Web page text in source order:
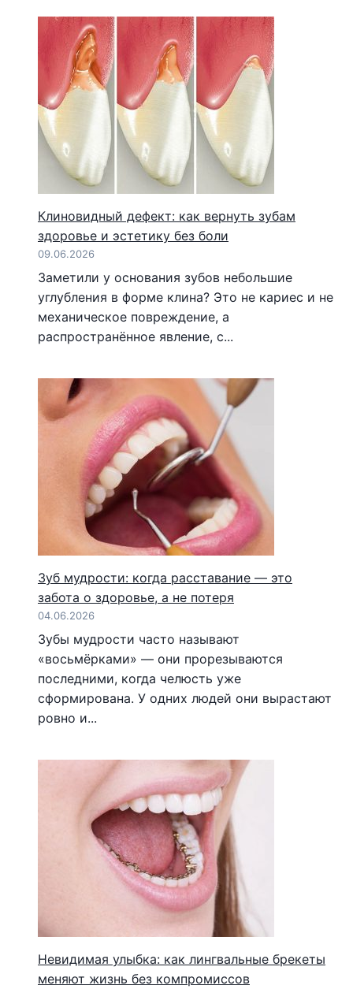
Клиновидный дефект: как вернуть зубам
здоровье и эстетику без боли
09.06.2026
Заметили у основания зубов небольшие
углубления в форме клина? Это не кариес и не
механическое повреждение, а
распространённое явление, с...
Зуб мудрости: когда расставание — это
забота о здоровье, а не потеря
04.06.2026
Зубы мудрости часто называют
«восьмёрками» — они прорезываются
последними, когда челюсть уже
сформирована. У одних людей они вырастают
ровно и...
Невидимая улыбка: как лингвальные брекеты
меняют жизнь без компромиссов